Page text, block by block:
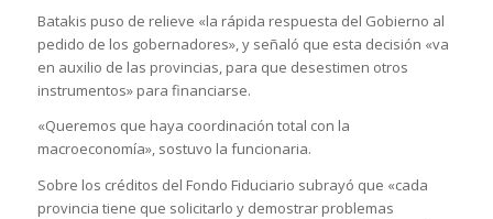
Batakis puso de relieve «la rápida respuesta del Gobierno al
pedido de los gobernadores», y señaló que esta decisión «va
en auxilio de las provincias, para que desestimen otros
instrumentos» para financiarse.
«Queremos que haya coordinación total con la
macroeconomía», sostuvo la funcionaria.
Sobre los créditos del Fondo Fiduciario subrayó que «cada
provincia tiene que solicitarlo y demostrar problemas